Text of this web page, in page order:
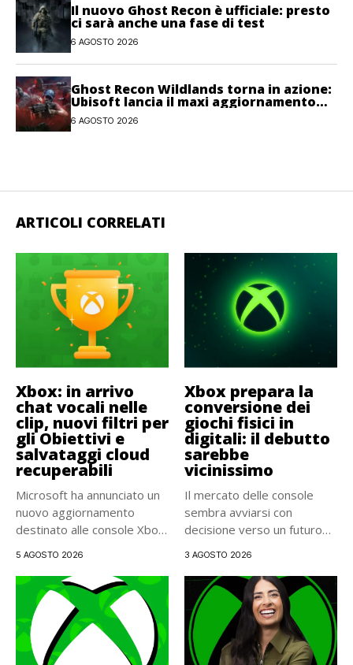
Il nuovo Ghost Recon è ufficiale: presto
ci sarà anche una fase di test
6 AGOSTO 2026
Ghost Recon Wildlands torna in azione:
Ubisoft lancia il maxi aggiornamento
gratuito Last Rites
6 AGOSTO 2026
ARTICOLI CORRELATI
Xbox: in arrivo
chat vocali nelle
clip, nuovi filtri per
gli Obiettivi e
salvataggi cloud
recuperabili
Microsoft ha annunciato un
nuovo aggiornamento
destinato alle console Xbox.
5 AGOSTO 2026
Xbox prepara la
conversione dei
giochi fisici in
digitali: il debutto
sarebbe
vicinissimo
Il mercato delle console
sembra avviarsi con
decisione verso un futuro
3 AGOSTO 2026